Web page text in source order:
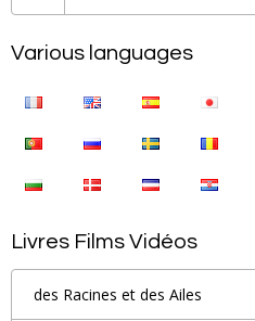
Various languages
Livres Films Vidéos
des Racines et des Ailes